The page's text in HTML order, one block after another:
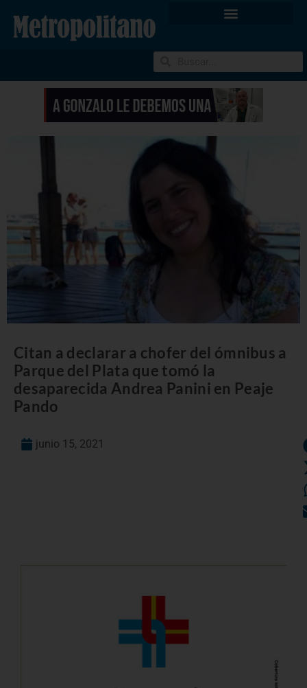
Citan a declarar a chofer del ómnibus a
Parque del Plata que tomó la
desaparecida Andrea Panini en Peaje
Pando
junio 15, 2021